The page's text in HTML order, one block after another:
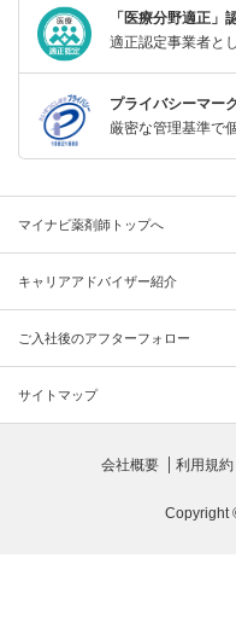
「医療分野適正」
適正認定事業者と
プライバシーマー
厳密な管理基準で
マイナビ薬剤師トップへ
キャリアアドバイザー紹介
ご入社後のアフターフォロー
サイトマップ
会社概要 利用規約
Copyright